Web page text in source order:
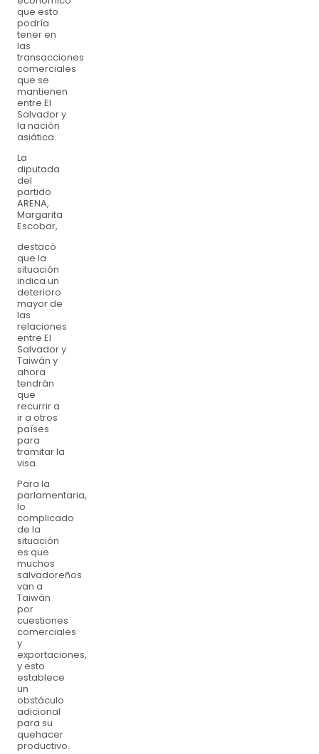
que esto
podría
tener en
las
transacciones
comerciales
que se
mantienen
entre El
Salvador y
la nación
asiática.
La
diputada
del
partido
ARENA,
Margarita
Escobar,
destacó
que la
situación
indica un
deterioro
mayor de
las
relaciones
entre El
Salvador y
Taiwán y
ahora
tendrán
que
recurrir a
ir a otros
países
para
tramitar la
visa.
Para la
parlamentaria,
lo
complicado
de la
situación
es que
muchos
salvadoreños
van a
Taiwán
por
cuestiones
comerciales
y
exportaciones,
y esto
establece
un
obstáculo
adicional
para su
quehacer
productivo.